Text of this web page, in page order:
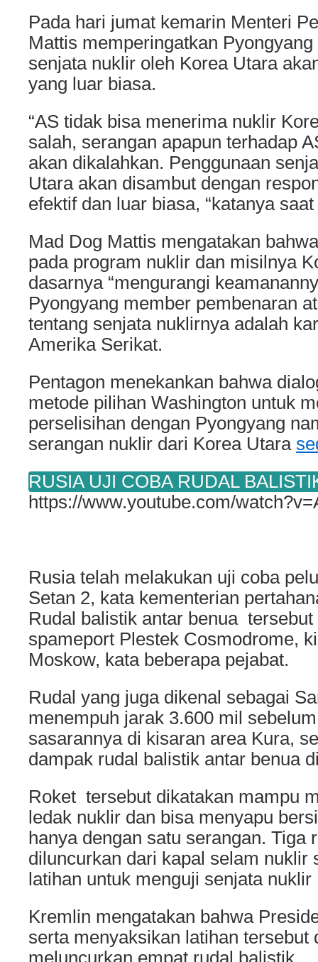
Pada hari jumat kemarin Menteri
Mattis memperingatkan
senjata nuklir oleh Korea Utara
yang luar biasa.
“AS tidak bisa menerima nuklir
salah, serangan apapun terhadap
akan dikalahkan. Penggunaan
Utara akan disambut dengan
efektif dan luar biasa, “katanya
Mad Dog Mattis mengatakan
pada program nuklir dan misilnya
dasarnya “mengurangi
Pyongyang member pembenaran
tentang senjata nuklirnya adalah
Amerika Serikat.
Pentagon menekankan bahwa
metode pilihan Washington untuk
perselisihan dengan Pyongyang
serangan nuklir dari Korea Utara
RUSIA UJI COBA RUDAL
https://www.youtube.com/
Rusia telah melakukan uji coba
Setan 2, kata kementerian
Rudal balistik antar benua
spameport Plestek Cosmodrome,
Moskow, kata beberapa pejabat.
Rudal yang juga dikenal sebagai
menempuh jarak 3.600 mil
sasarannya di kisaran area Kura,
dampak rudal balistik antar benua
Roket tersebut dikatakan mampu
ledak nuklir dan bisa menyapu
hanya dengan satu serangan. Tiga
diluncurkan dari kapal selam nuklir
latihan untuk menguji senjata nuklir
Kremlin mengatakan bahwa
serta menyaksikan latihan tersebut
meluncurkan empat rudal balistik.